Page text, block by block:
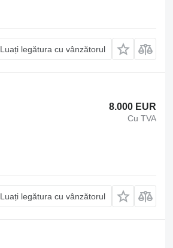
Luați legătura cu vânzătorul
8.000 EUR
Cu TVA
Luați legătura cu vânzătorul